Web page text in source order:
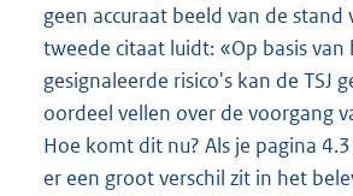
geen accuraat beeld van de stand
tweede citaat luidt: «Op basis
gesignaleerde risico's kan de TSJ
oordeel vellen over de voorgang
Hoe komt dit nu? Als je pagina
er een groot verschil zit in het